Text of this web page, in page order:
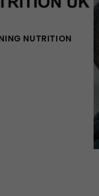
NUTRITION